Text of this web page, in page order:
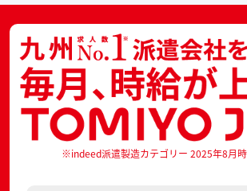
※indeed派遣製造カテゴリー 2025年8月